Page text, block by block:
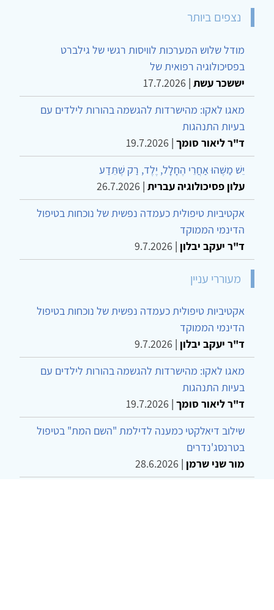
נצפים ביותר
מודל שלוש המערכות לוויסות רגשי של גילברט
בפסיכולוגיה רפואית של
יששכר עשת |
17.7.2026
מאגו לאקו: מהישרדות להגשמה בהורות לילדים עם
בעיות התנהגות
ד"ר ליאור סומך |
19.7.2026
יֵשׁ מַשֶּׁהוּ אַחֲרֵי הֶחָלָל, יֶלֶד, רַק שֶׁתֵּדַע
עלון פסיכולוגיה עברית |
26.7.2026
אקטיביות טיפולית כעמדה נפשית של נוכחות בטיפול
הדינמי הממוקד
ד"ר יעקב יבלון |
9.7.2026
מעוררי עניין
אקטיביות טיפולית כעמדה נפשית של נוכחות בטיפול
הדינמי הממוקד
ד"ר יעקב יבלון |
9.7.2026
מאגו לאקו: מהישרדות להגשמה בהורות לילדים עם
בעיות התנהגות
ד"ר ליאור סומך |
19.7.2026
שילוב דיאלקטי כמענה לדילמת "השם המת" בטיפול
בטרנסג'נדרים
מור שני שרמן |
28.6.2026